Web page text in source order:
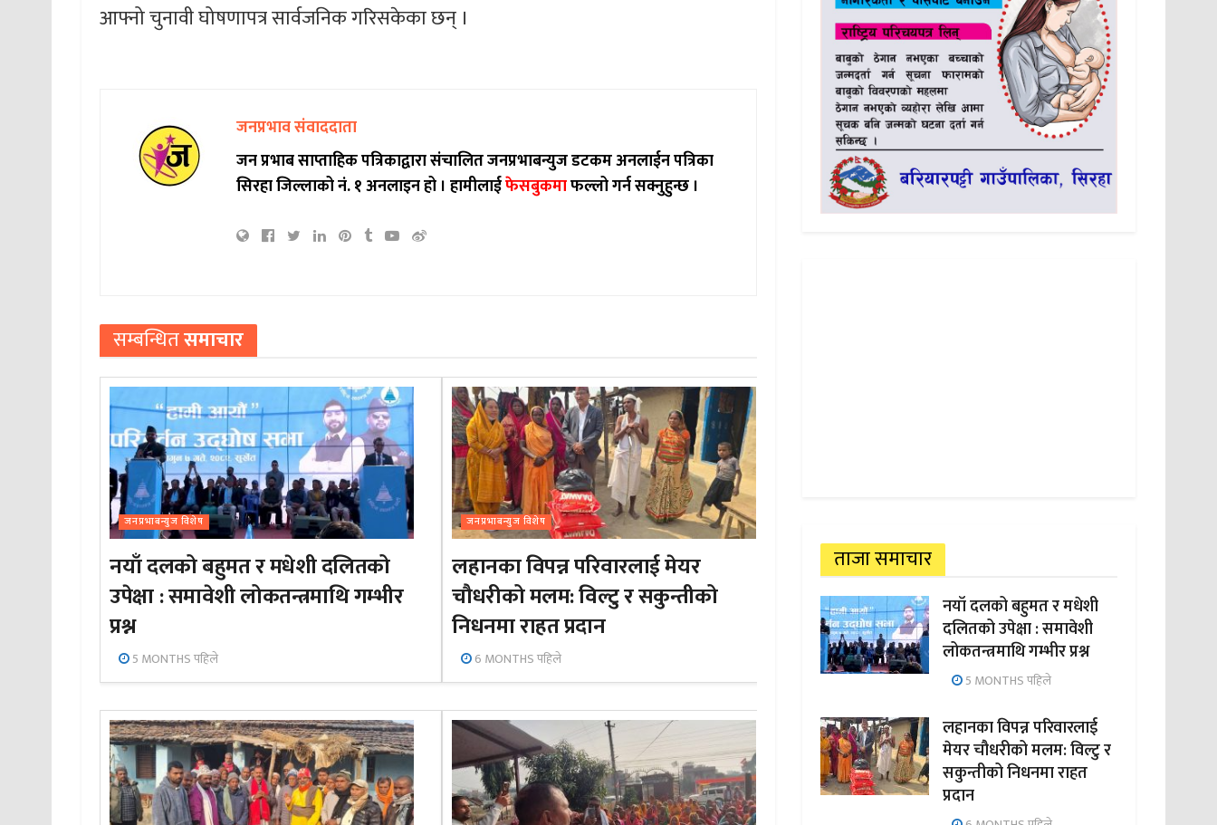
आफ्नो चुनावी घोषणापत्र सार्वजनिक गरिसकेका छन् ।
जनप्रभाव संवाददाता
जन प्रभाब साप्ताहिक पत्रिकाद्वारा संचालित जनप्रभाबन्युज डटकम अनलाईन पत्रिका
सिरहा जिल्लाको नं. १ अनलाइन हो ।हामीलाईफेसबुकमाफल्लो गर्न सक्नुहुन्छ ।
सम्बन्धितसमाचार
जनप्रभाबन्युज विशेष
नयाँ दलको बहुमत र मधेशी दलितको
उपेक्षा : समावेशी लोकतन्त्रमाथि गम्भीर
प्रश्न
5 MONTHS पहिले
जनप्रभाबन्युज विशेष
लहानका विपन्न परिवारलाई मेयर
चौधरीको मलम: विल्टु र सकुन्तीको
निधनमा राहत प्रदान
6 MONTHS पहिले
ताजा समाचार
नयाँ दलको बहुमत र मधेशी
दलितको उपेक्षा : समावेशी
लोकतन्त्रमाथि गम्भीर प्रश्न
5 MONTHS पहिले
लहानका विपन्न परिवारलाई
मेयर चौधरीको मलम: विल्टु र
सकुन्तीको निधनमा राहत
प्रदान